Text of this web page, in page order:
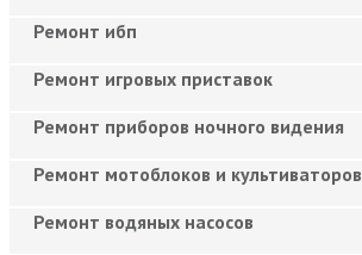
Ремонт ибп
Ремонт игровых приставок
Ремонт приборов ночного видения
Ремонт мотоблоков и культиваторов
Ремонт водяных насосов